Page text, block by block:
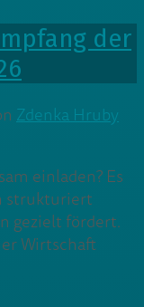
der
Zdenka Hruby
einladen? Es
strukturiert
gezielt fördert.
Wirtschaft